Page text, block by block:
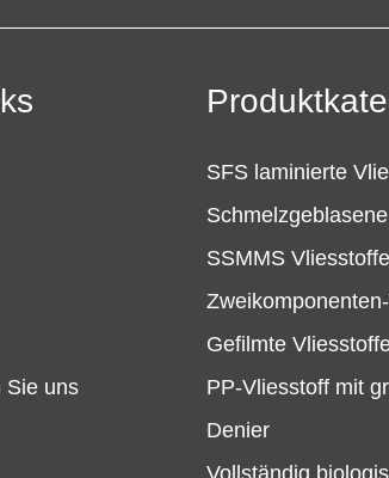
Sie uns
SFS laminierte
SSMMS Vliesstoffe
Gefilmte
PP-Vliesstoff mit
Denier
Vollständig